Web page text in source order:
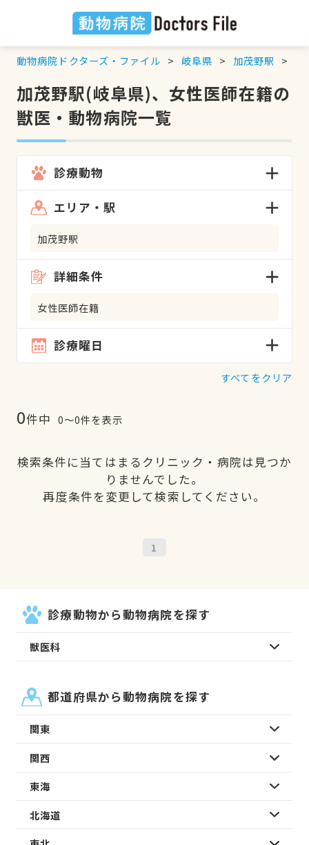
動物病院ドクターズ・ファイル 岐阜県 加茂野駅
加茂野駅(岐阜県)、女性医師在籍の
獣医・動物病院一覧
診療動物
エリア・駅
加茂野駅
詳細条件
女性医師在籍
診療曜日
すべてをクリア
0件中 0〜0件を表示
検索条件に当てはまるクリニック・病院は見つか
りませんでした。
再度条件を変更して検索してください。
1
診療動物から動物病院を探す
獣医科
都道府県から動物病院を探す
関東
関西
東海
北海道